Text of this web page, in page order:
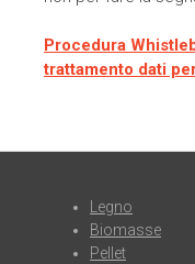
Procedura
trattamento dati
Legno
Biomasse
Pellet